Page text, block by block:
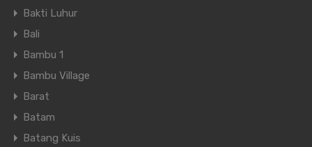
Bakti Luhur
Bali
Bambu 1
Bambu Village
Barat
Batam
Batang Kuis